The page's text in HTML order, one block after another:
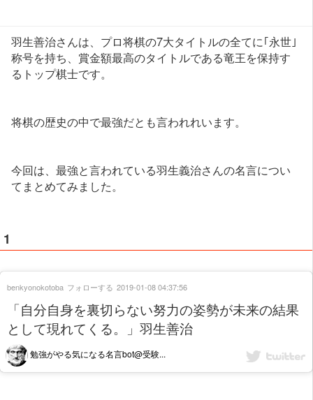
羽生善治さんは、プロ将棋の7大タイトルの全てに｢永世｣
称号を持ち、賞金額最高のタイトルである竜王を保持す
るトップ棋士です。
将棋の歴史の中で最強だとも言われれいます。
今回は、最強と言われている羽生義治さんの名言につい
てまとめてみました。
1
「自分自身を裏切らない努力の姿勢が未来の結果
として現れてくる。」羽生善治
勉強がやる気になる名言bot@受験...
benkyonokotoba フォローする 2019-01-08 04:37:56